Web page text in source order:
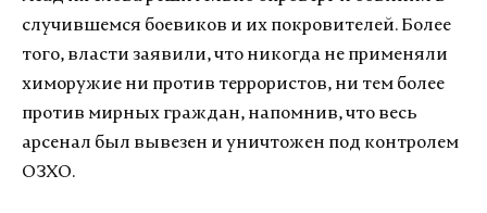
случившемся боевиков и их покровителей. Более
того, власти заявили, что никогда не применяли
химоружие ни против террористов, ни тем более
против мирных граждан, напомнив, что весь
арсенал был вывезен и уничтожен под контролем
ОЗХО.